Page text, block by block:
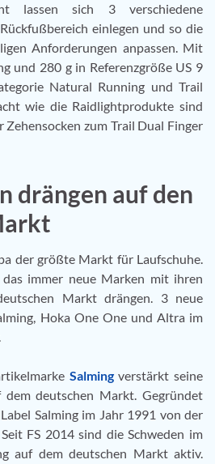
lassen sich 3 verschiedene
einlegen und so die
Anforderungen anpassen. Mit
und 280 g in Referenzgröße US 9
Natural Running und Trail
wie die Raidlightprodukte sind
zum Trail Dual Finger
drängen auf den
der größte Markt für Laufschuhe.
immer neue Marken mit ihren
Markt drängen. 3 neue
Hoka One One und Altra im
Salming verstärkt seine
deutschen Markt. Gegründet
Salming im Jahr 1991 von der
FS 2014 sind die Schweden im
auf dem deutschen Markt aktiv.